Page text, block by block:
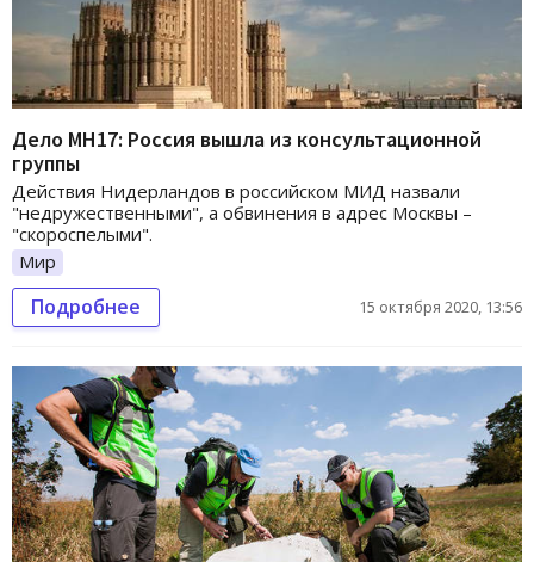
Дело MH17: Россия вышла из консультационной
группы
Действия Нидерландов в российском МИД назвали
"недружественными", а обвинения в адрес Москвы –
"скороспелыми".
Мир
Подробнее 15 октября 2020, 13:56